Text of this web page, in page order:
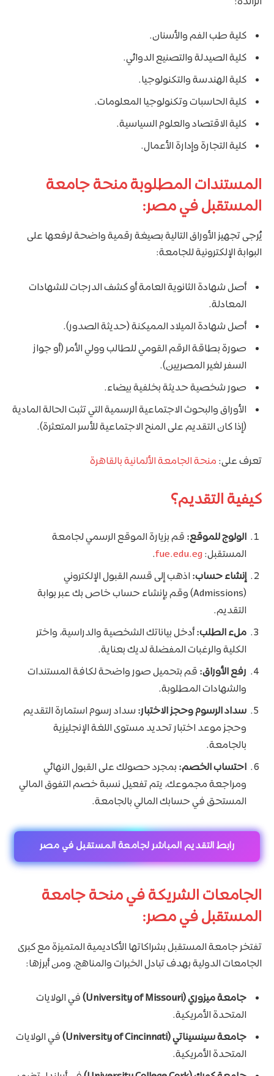
كلية طب الفم والأسنان.
كلية الصيدلة والتصنيع الدوائي.
كلية الهندسة والتكنولوجيا.
كلية الحاسبات وتكنولوجيا المعلومات.
كلية الاقتصاد والعلوم السياسية.
كلية التجارة وإدارة الأعمال.
المستندات المطلوبة منحة جامعة
المستقبل في مصر:
يُرجى تجهيز الأوراق التالية بصيغة رقمية واضحة لرفعها على
البوابة الإلكترونية للجامعة:
أصل شهادة الثانوية العامة أو كشف الدرجات للشهادات
المعادلة.
أصل شهادة الميلاد المميكنة (حديثة الصدور).
صورة بطاقة الرقم القومي للطالب وولي الأمر (أو جواز
السفر لغير المصريين).
صور شخصية حديثة بخلفية بيضاء.
الأوراق والبحوث الاجتماعية الرسمية التي تثبت الحالة المادية
(إذا كان التقديم على المنح الاجتماعية للأسر المتعثرة).
تعرف على: منحة الجامعة الألمانية بالقاهرة
كيفية التقديم؟
الولوج للموقع: قم بزيارة الموقع الرسمي لجامعة
المستقبل:fue.edu.eg
.
إنشاء حساب: اذهب إلى قسم القبول الإلكتروني
(Admissions) وقم بإنشاء حساب خاص بك عبر بوابة
التقديم.
ملء الطلب:أدخل بياناتك الشخصية والدراسية، واختر
الكلية والرغبات المفضلة لديك بعناية.
رفع الأوراق: قم بتحميل صور واضحة لكافة المستندات
والشهادات المطلوبة.
سداد الرسوم وحجز الاختبار: سداد رسوم استمارة التقديم
وحجز موعد اختبار تحديد مستوى اللغة الإنجليزية
بالجامعة.
احتساب الخصم: بمجرد حصولك على القبول النهائي
ومراجعة مجموعك، يتم تفعيل نسبة خصم التفوق المالي
المستحق في حسابك المالي بالجامعة.
رابط التقديم المباشر لجامعة المستقبل في مصر
الجامعات الشريكة في منحة جامعة
المستقبل في مصر:
تفتخر جامعة المستقبل بشراكاتها الأكاديمية المتميزة مع كبرى
الجامعات الدولية بهدف تبادل الخبرات والمناهج، ومن أبرزها:
جامعة ميزوري (University of Missouri)
في الولايات
المتحدة الأمريكية.
جامعة سينسيناتي (University of Cincinnati)
في الولايات
المتحدة الأمريكية.